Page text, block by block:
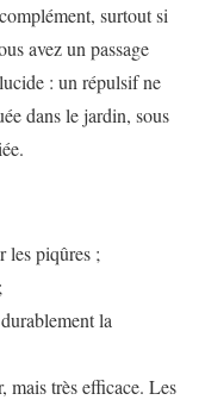
surtout si
avez un passage
: un répulsif ne
dans le jardin, sous
les piqûres ;
la
mais très efficace. Les